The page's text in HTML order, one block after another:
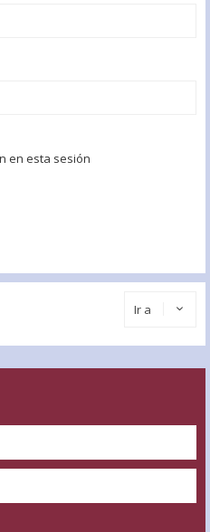
en esta sesión
Ir a